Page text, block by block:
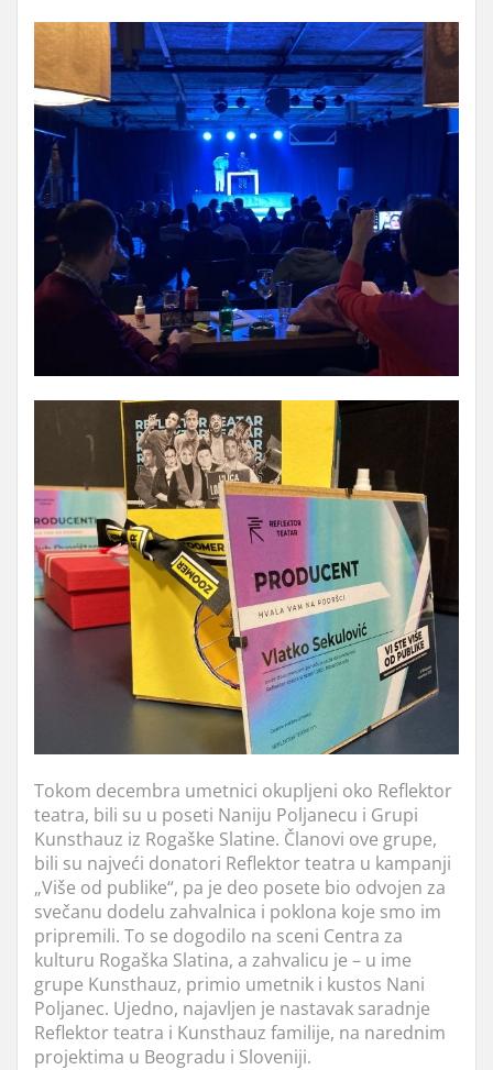
Tokom decembra umetnici okupljeni oko Reflektor
teatra, bili su u poseti Naniju Poljanecu i Grupi
Kunsthauz iz Rogaške Slatine. Članovi ove grupe,
bili su najveći donatori Reflektor teatra u kampanji
„Više od publike“, pa je deo posete bio odvojen za
svečanu dodelu zahvalnica i poklona koje smo im
pripremili. To se dogodilo na sceni Centra za
kulturu Rogaška Slatina, a zahvalicu je – u ime
grupe Kunsthauz, primio umetnik i kustos Nani
Poljanec. Ujedno, najavljen je nastavak saradnje
Reflektor teatra i Kunsthauz familije, na narednim
projektima u Beogradu i Sloveniji.